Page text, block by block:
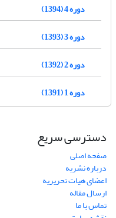
دوره 4 (1394)
دوره 3 (1393)
دوره 2 (1392)
دوره 1 (1391)
دسترسی سریع
صفحه اصلی
درباره نشریه
اعضای هیات تحریریه
ارسال مقاله
تماس با ما